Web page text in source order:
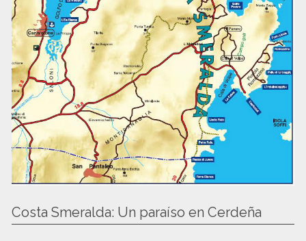
Costa Smeralda: Un paraíso en Cerdeña